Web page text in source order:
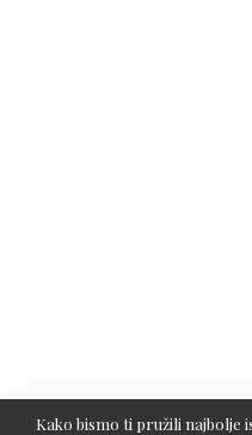
Kako bismo ti pružili najbolje